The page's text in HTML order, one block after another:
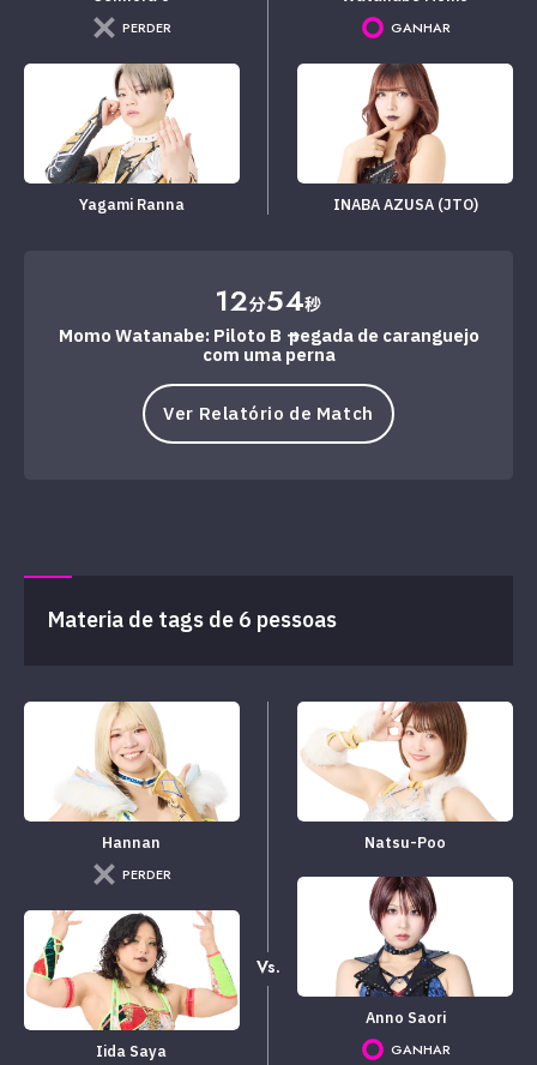
PERDER
Yagami Ranna
GANHAR
INABA AZUSA (JTO)
12分54秒
Momo Watanabe: Piloto B → pegada de caranguejo
com uma perna
Ver Relatório de Match
Materia de tags de 6 pessoas
Hannan
PERDER
Iida Saya
Vs.
Natsu-Poo
Anno Saori
GANHAR